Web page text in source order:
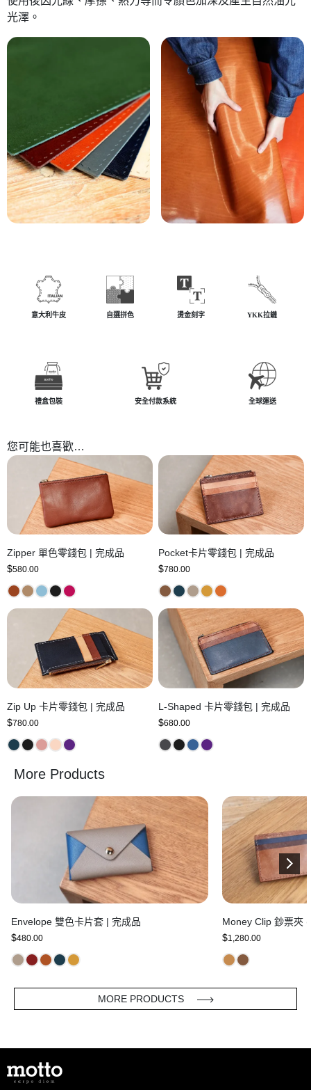
光澤。
意大利牛皮 自選拼色 燙金刻字 YKK拉鏈
禮盒包裝 安全付款系統 全球運送
您可能也喜歡…
Zipper 單色零錢包 | 完成品
$580.00
Pocket卡片零錢包 | 完成品
$780.00
Zip Up 卡片零錢包 | 完成品
$780.00
L-Shaped 卡片零錢包 | 完成品
$680.00
More Products
Envelope 雙色卡片套 | 完成品
$480.00
Money Clip 鈔票夾
$1,280.00
MORE PRODUCTS